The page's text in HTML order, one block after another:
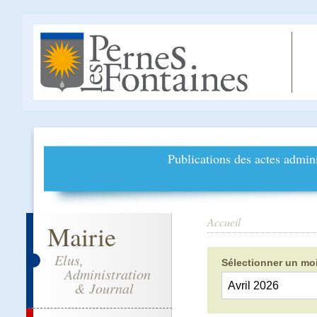
Publications des actes
Mairie
Elus,
Administration
& Journal
Accueil
Sélectionner un